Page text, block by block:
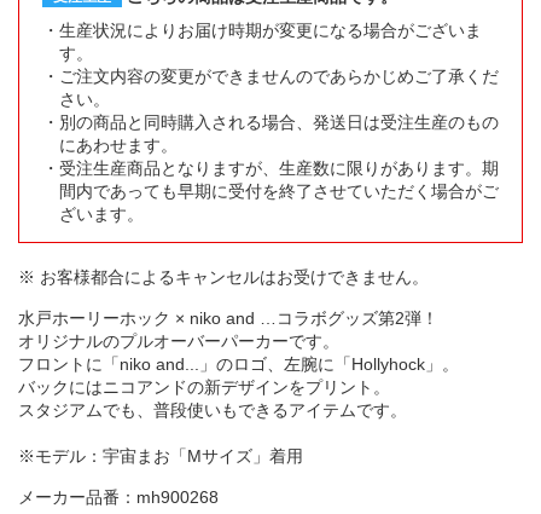
生産状況によりお届け時期が変更になる場合がございま
す。
ご注文内容の変更ができませんのであらかじめご了承くだ
さい。
別の商品と同時購入される場合、発送日は受注生産のもの
にあわせます。
受注生産商品となりますが、生産数に限りがあります。期
間内であっても早期に受付を終了させていただく場合がご
ざいます。
※ お客様都合によるキャンセルはお受けできません。
水戸ホーリーホック × niko and …コラボグッズ第2弾！
オリジナルのプルオーバーパーカーです。
フロントに「niko and...」のロゴ、左腕に「Hollyhock」。
バックにはニコアンドの新デザインをプリント。
スタジアムでも、普段使いもできるアイテムです。
※モデル：宇宙まお「Mサイズ」着用
メーカー品番：mh900268